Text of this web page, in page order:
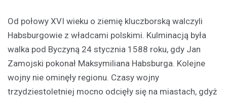
Od połowy XVI wieku o ziemię kluczborską walczyli
Habsburgowie z władcami polskimi. Kulminacją była
walka pod Byczyną 24 stycznia 1588 roku, gdy Jan
Zamojski pokonał Maksymiliana Habsburga. Kolejne
wojny nie ominęły regionu. Czasy wojny
trzydziestoletniej mocno odcięły się na miastach, gdyż